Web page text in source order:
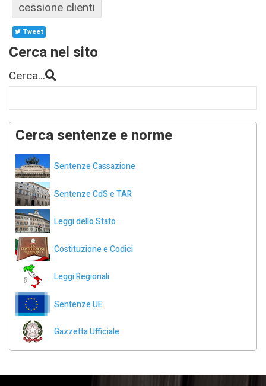
cessione clienti
Tweet
Cerca nel sito
Cerca...
Cerca sentenze e norme
Sentenze Cassazione
Sentenze CdS e TAR
Leggi dello Stato
Costituzione e Codici
Leggi Regionali
Sentenze UE
Gazzetta Ufficiale